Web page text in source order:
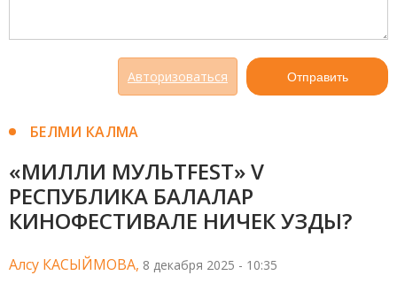
Авторизоваться Отправить
БЕЛМИ КАЛМА
«МИЛЛИ МУЛЬТFEST» V
РЕСПУБЛИКА БАЛАЛАР
КИНОФЕСТИВАЛЕ НИЧЕК УЗДЫ?
Алсу КАСЫЙМОВА, 8 декабря 2025 - 10:35